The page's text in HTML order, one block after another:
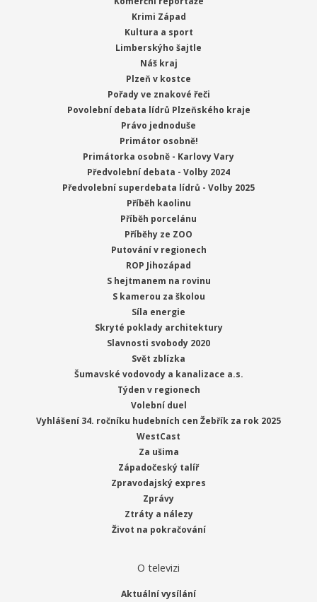
Krimi Západ
Kultura a sport
Limberskýho šajtle
Náš kraj
Plzeň v kostce
Pořady ve znakové řeči
Povolební debata lídrů Plzeňského kraje
Právo jednoduše
Primátor osobně!
Primátorka osobně - Karlovy Vary
Předvolební debata - Volby 2024
Předvolební superdebata lídrů - Volby 2025
Příběh kaolinu
Příběh porcelánu
Příběhy ze ZOO
Putování v regionech
ROP Jihozápad
S hejtmanem na rovinu
S kamerou za školou
Síla energie
Skryté poklady architektury
Slavnosti svobody 2020
Svět zblízka
Šumavské vodovody a kanalizace a.s.
Týden v regionech
Volební duel
Vyhlášení 34. ročníku hudebních cen Žebřík za rok 2025
WestCast
Za ušima
Západočeský talíř
Zpravodajský expres
Zprávy
Ztráty a nálezy
Život na pokračování
O televizi
Aktuální vysílání